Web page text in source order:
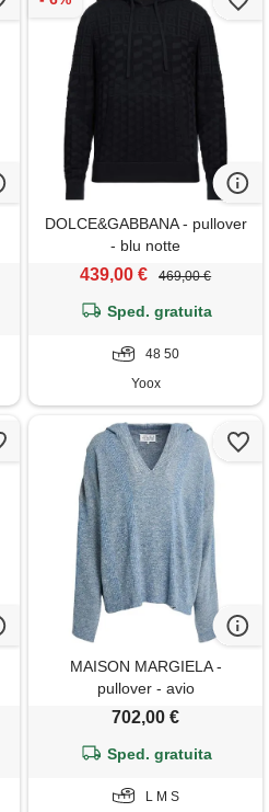
DOLCE&GABBANA - pullover
- blu notte
439,00 € 469,00 €
Sped. gratuita
48 50
Yoox
MAISON MARGIELA -
pullover - avio
702,00 €
Sped. gratuita
L M S